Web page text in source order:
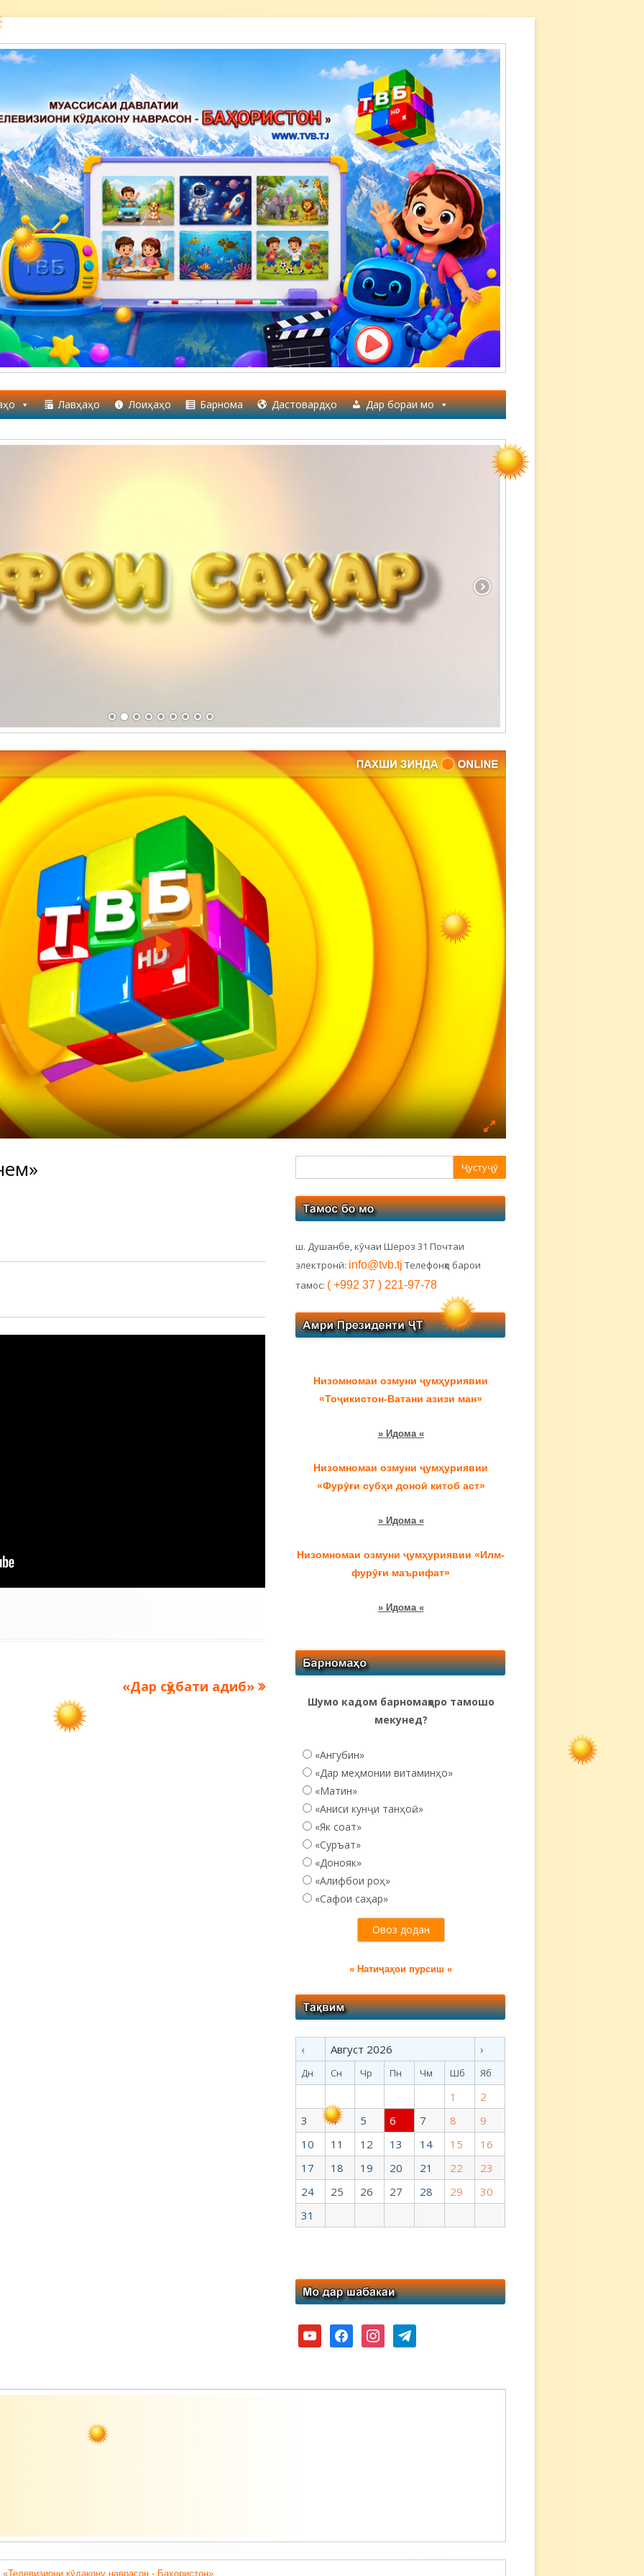
наврасон — Баҳористон»
Лавҳаҳо Лоиҳаҳо Барнома Дастовардҳо Дар бораи мо
Следующая
«Дар сӯҳбати адиб»
боковая
ш. Душанбе, кӯчаи Шероз 31 Почтаи
электронӣ: info@tvb.tj Телефонҳо барои
тамос: ( +992 37 ) 221-97-78
Низомномаи озмуни ҷумҳуриявии
«Тоҷикистон-Ватани азизи ман»
» Идома «
Низомномаи озмуни ҷумҳуриявии
«Фурӯғи субҳи доноӣ китоб аст»
» Идома «
Низомномаи озмуни ҷумҳуриявии «Илм-
фурӯғи маърифат»
» Идома «
Шумо кадом барномаҳоро тамошо
мекунед?
«Ангубин»
«Дар меҳмонии витаминҳо»
«Матин»
«Аниси кунҷи танҳоӣ...»
«Як соат»
«Суръат»
«Донояк»
«Алифбои роҳ»
«Сафои саҳар»
» Натиҷаҳои пурсиш «
‹ Август 2026 ›
Дн Сн Чр Пн Чм Шб Яб
1
2
3
4 5 6 7 8
9
10
11 12 13 14 15
16
17
18 19 20 21 22
23
24
25 26 27 28 29
30
31
youtubefacebookinstagramtelegram
кӯдакону наврасон - Баҳористон».